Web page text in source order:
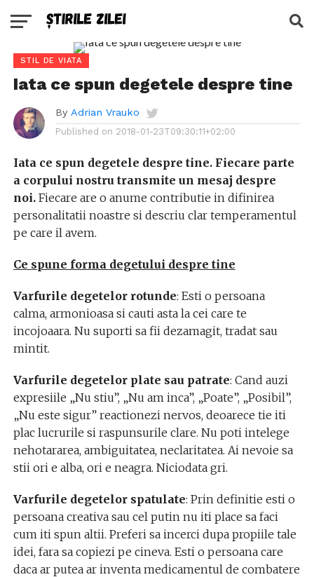
STIL DE VIATA
Iata ce spun degetele despre tine
By Adrian Vrauko
Published on 2018-01-23T09:30:11+02:00
Iata ce spun degetele despre tine. Fiecare parte
a corpului nostru transmite un mesaj despre
noi. Fiecare are o anume contributie in difinirea
personalitatii noastre si descriu clar temperamentul
pe care il avem.
Ce spune forma degetului despre tine
Varfurile degetelor rotunde: Esti o persoana
calma, armonioasa si cauti asta la cei care te
incojoaara. Nu suporti sa fii dezamagit, tradat sau
mintit.
Varfurile degetelor plate sau patrate: Cand auzi
expresiile „Nu stiu”, „Nu am inca”, „Poate”, „Posibil”,
„Nu este sigur” reactionezi nervos, deoarece tie iti
plac lucrurile si raspunsurile clare. Nu poti intelege
nehotararea, ambiguitatea, neclaritatea. Ai nevoie sa
stii ori e alba, ori e neagra. Niciodata gri.
Varfurile degetelor spatulate: Prin definitie esti o
persoana creativa sau cel putin nu iti place sa faci
cum iti spun altii. Preferi sa incerci dupa propiile tale
idei, fara sa copiezi pe cineva. Esti o persoana care
daca ar putea ar inventa medicamentul de combatere